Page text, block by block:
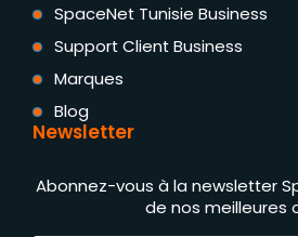
SpaceNet Tunisie Business
Support Client Business
Marques
Blog
Newsletter
Abonnez-vous à la newsletter
de nos meilleures